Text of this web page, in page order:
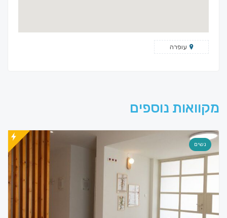
עופרה
מקוואות נוספים
נשים